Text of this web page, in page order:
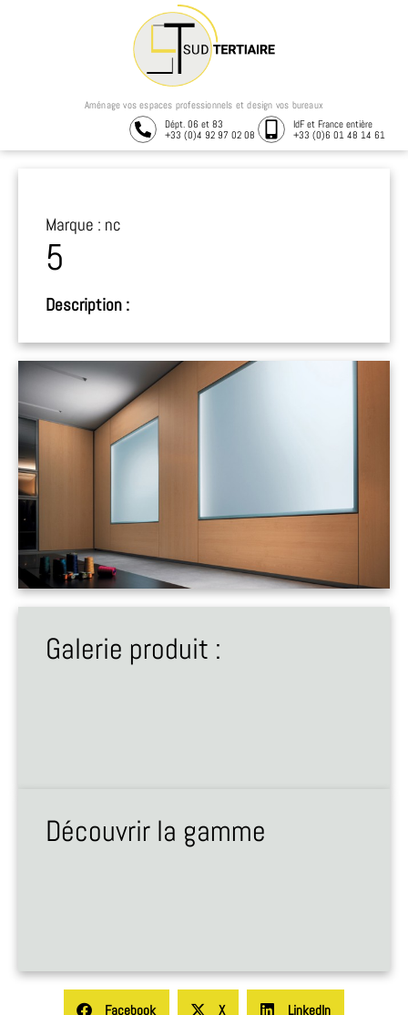
Dépt. 06 et 83
+33 (0)4 92 97 02 08
IdF et France entière
+33 (0)6 01 48 14 61
Aménage vos espaces professionnels et design vos bureaux
Marque : nc
5
Description :
Galerie produit :
Découvrir la gamme
Facebook X LinkedIn